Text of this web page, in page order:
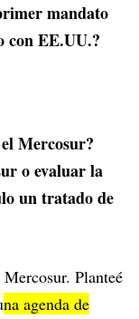
mandato
con EE.UU.?
Mercosur?
o evaluar la
un tratado de
Planteé
na agenda de